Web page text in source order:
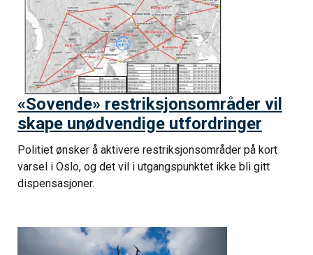
«Sovende» restriksjonsområder vil
skape unødvendige utfordringer
Politiet ønsker å aktivere restriksjonsområder på kort
varsel i Oslo, og det vil i utgangspunktet ikke bli gitt
dispensasjoner.